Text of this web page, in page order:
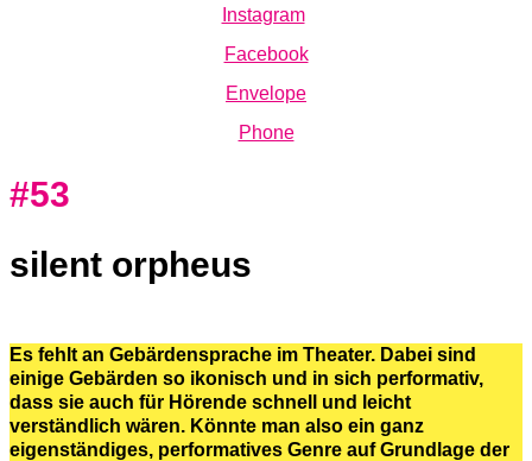
Instagram
Facebook
Envelope
Phone
#53
silent orpheus
Es fehlt an Gebärdensprache im Theater. Dabei sind
einige Gebärden so ikonisch und in sich performativ,
dass sie auch für Hörende schnell und leicht
verständlich wären. Könnte man also ein ganz
eigenständiges, performatives Genre auf Grundlage der